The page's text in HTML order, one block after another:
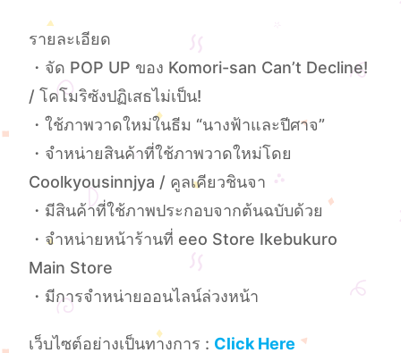
รายละเอียด
・จัด POP UP ของ Komori-san Can’t Decline!
/ โคโมริซังปฏิเสธไม่เป็น!
・ใช้ภาพวาดใหม่ในธีม “นางฟ้าและปีศาจ”
・จำหน่ายสินค้าที่ใช้ภาพวาดใหม่โดย
Coolkyousinnjya / คูลเคียวชินจา
・มีสินค้าที่ใช้ภาพประกอบจากต้นฉบับด้วย
・จำหน่ายหน้าร้านที่ eeo Store Ikebukuro
Main Store
・มีการจำหน่ายออนไลน์ล่วงหน้า
เว็บไซต์อย่างเป็นทางการ : Click Here